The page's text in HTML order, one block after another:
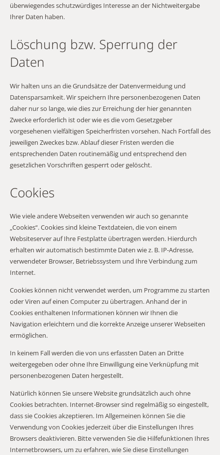
überwiegendes schutzwürdiges Interesse an der Nichtweitergabe
Ihrer Daten haben.
Löschung bzw. Sperrung der
Daten
Wir halten uns an die Grundsätze der Datenvermeidung und
Datensparsamkeit. Wir speichern Ihre personenbezogenen Daten
daher nur so lange, wie dies zur Erreichung der hier genannten
Zwecke erforderlich ist oder wie es die vom Gesetzgeber
vorgesehenen vielfältigen Speicherfristen vorsehen. Nach Fortfall des
jeweiligen Zweckes bzw. Ablauf dieser Fristen werden die
entsprechenden Daten routinemäßig und entsprechend den
gesetzlichen Vorschriften gesperrt oder gelöscht.
Cookies
Wie viele andere Webseiten verwenden wir auch so genannte
„Cookies“. Cookies sind kleine Textdateien, die von einem
Websiteserver auf Ihre Festplatte übertragen werden. Hierdurch
erhalten wir automatisch bestimmte Daten wie z. B. IP-Adresse,
verwendeter Browser, Betriebssystem und Ihre Verbindung zum
Internet.
Cookies können nicht verwendet werden, um Programme zu starten
oder Viren auf einen Computer zu übertragen. Anhand der in
Cookies enthaltenen Informationen können wir Ihnen die
Navigation erleichtern und die korrekte Anzeige unserer Webseiten
ermöglichen.
In keinem Fall werden die von uns erfassten Daten an Dritte
weitergegeben oder ohne Ihre Einwilligung eine Verknüpfung mit
personenbezogenen Daten hergestellt.
Natürlich können Sie unsere Website grundsätzlich auch ohne
Cookies betrachten. Internet-Browser sind regelmäßig so eingestellt,
dass sie Cookies akzeptieren. Im Allgemeinen können Sie die
Verwendung von Cookies jederzeit über die Einstellungen Ihres
Browsers deaktivieren. Bitte verwenden Sie die Hilfefunktionen Ihres
Internetbrowsers, um zu erfahren, wie Sie diese Einstellungen